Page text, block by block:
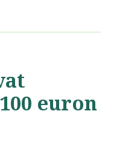
euron